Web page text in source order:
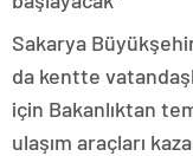
Sakarya
da kentte
için Bakanlıktan
ulaşım araçları